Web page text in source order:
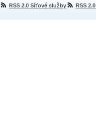
RSS 2.0 Síťové služby RSS